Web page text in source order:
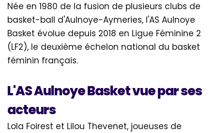
Née en 1980 de la fusion de plusieurs clubs de
basket-ball d'Aulnoye-Aymeries, l'AS Aulnoye
Basket évolue depuis 2018 en Ligue Féminine 2
(LF2), le deuxième échelon national du basket
féminin français.
L'AS Aulnoye Basket vue par ses
acteurs
Lola Foirest et Lilou Thevenet, joueuses de